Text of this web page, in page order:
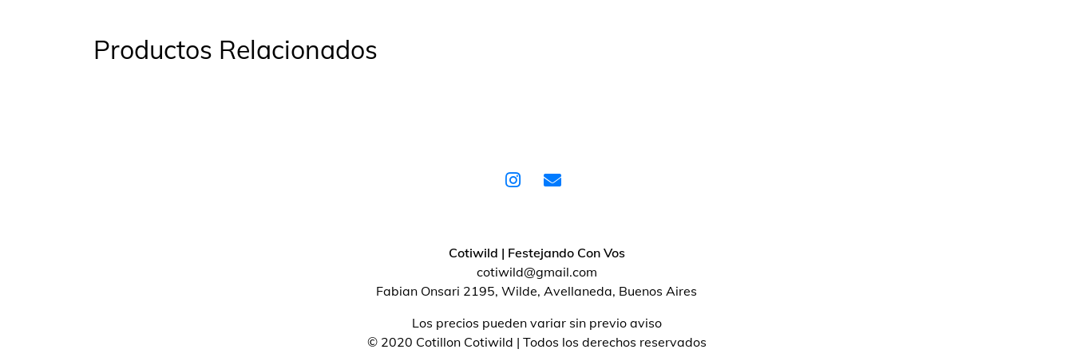
Productos Relacionados
Cotiwild | Festejando Con Vos
cotiwild@gmail.com
Fabian Onsari 2195, Wilde, Avellaneda, Buenos Aires
Los precios pueden variar sin previo aviso
© 2020 Cotillon Cotiwild | Todos los derechos reservados